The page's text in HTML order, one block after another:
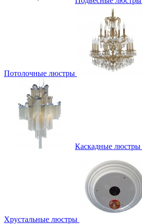
Потолочные люстры
Каскадные люстры
Хрустальные люстры